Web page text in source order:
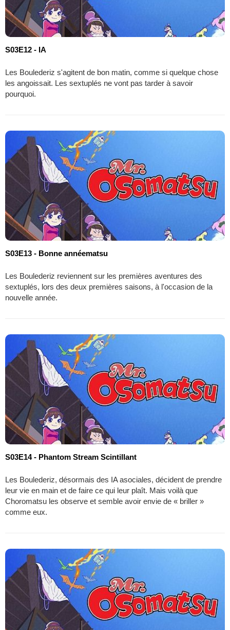
S03E12 - IA
Les Boulederiz s'agitent de bon matin, comme si quelque chose
les angoissait. Les sextuplés ne vont pas tarder à savoir
pourquoi.
S03E13 - Bonne annéematsu
Les Boulederiz reviennent sur les premières aventures des
sextuplés, lors des deux premières saisons, à l'occasion de la
nouvelle année.
S03E14 - Phantom Stream Scintillant
Les Boulederiz, désormais des IA asociales, décident de prendre
leur vie en main et de faire ce qui leur plaît. Mais voilà que
Choromatsu les observe et semble avoir envie de « briller »
comme eux.